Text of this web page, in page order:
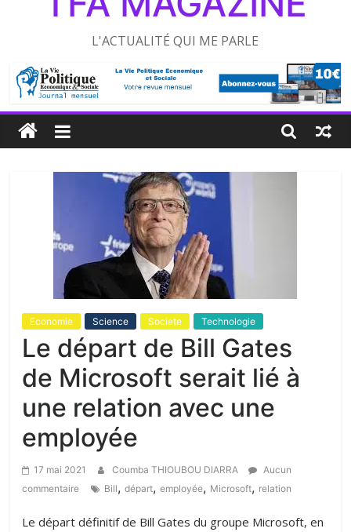
L'ACTUALITÉ QUI ME PARLE
Economie Science Societe Technologie
Le départ de Bill Gates
de Microsoft serait lié à
une relation avec une
employée
17 mai 2021 Coumba THIOUBOU DIARRA
Aucun
commentaire
Bill,départ,employée, Microsoft, relation
Le départ définitif de Bill Gates du groupe Microsoft, en